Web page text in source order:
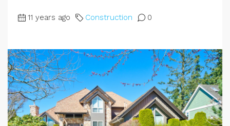
11 years ago Construction 0